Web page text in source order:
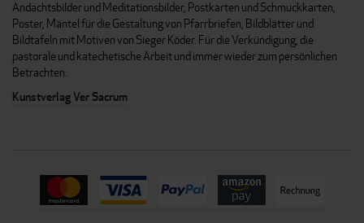
Andachtsbilder und Meditationsbilder, Postkarten und Schmuckkarten,
Poster, Mäntel für die Gestaltung von Pfarrbriefen, Bildblätter und
Bildtafeln mit Motiven von Sieger Köder. Für die Verkündigung, die
pastorale und katechetische Arbeit und immer wieder zum persönlichen
Betrachten.
Kunstverlag Ver Sacrum